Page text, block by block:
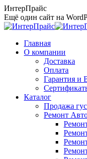
Перейти
к
содержанию
ИнтерПрайс
Ещё один сайт на
Главная
О компании
Доставка
Оплата
Гарантия и
Каталог
Продажа
Ремонт